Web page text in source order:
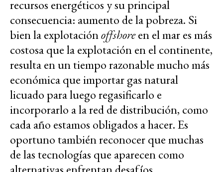
recursos energéticos y su principal
consecuencia: aumento de la pobreza. Si
bien la explotaciónoffshoreen el mar es más
costosa que la explotación en el continente,
resulta en un tiempo razonable mucho más
económica que importar gas natural
licuado para luego regasificarlo e
incorporarlo a la red de distribución, como
cada año estamos obligados a hacer. Es
oportuno también reconocer que muchas
de las tecnologías que aparecen como